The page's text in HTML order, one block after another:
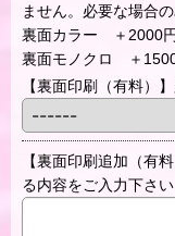
ません。必要な場合
裏面カラー ＋2000
裏面モノクロ ＋
【裏面印刷（有料）
【裏面印刷追加（有
る内容をご入力下さい